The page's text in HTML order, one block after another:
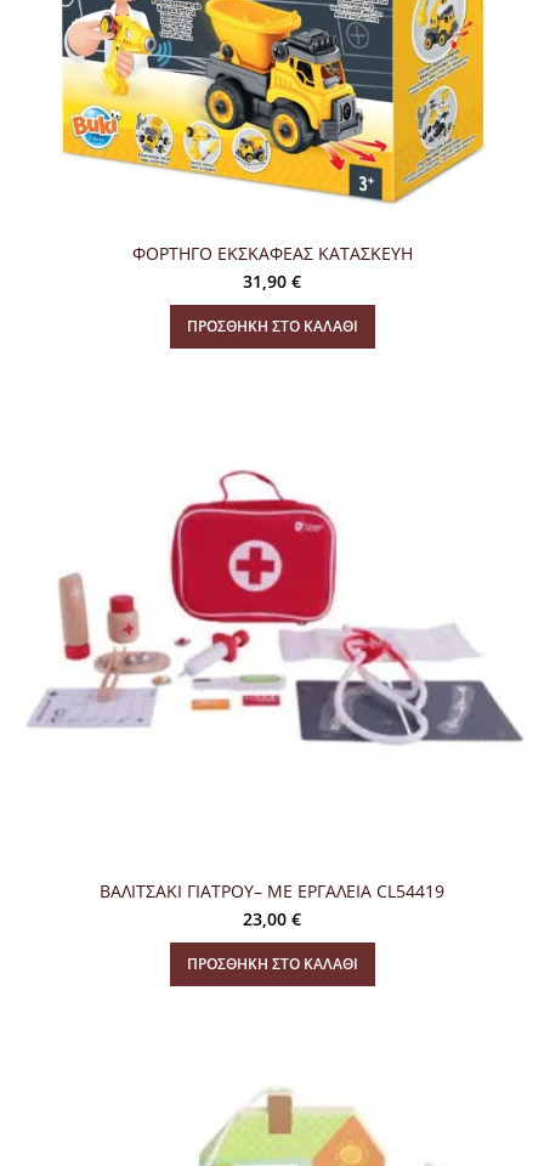
ΦΟΡΤΗΓΟ ΕΚΣΚΑΦΕΑΣ ΚΑΤΑΣΚΕΥΗ
31,90 €
ΠΡΟΣΘΉΚΗ ΣΤΟ ΚΑΛΆΘΙ
ΒΑΛΙΤΣΑΚΙ ΓΙΑΤΡΟΥ– ΜΕ ΕΡΓΑΛΕΙΑ CL54419
23,00 €
ΠΡΟΣΘΉΚΗ ΣΤΟ ΚΑΛΆΘΙ